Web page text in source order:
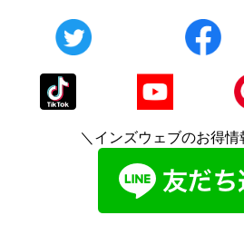
＼インズウェブのお得情